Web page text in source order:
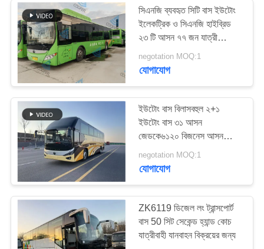
আবেদন
সাইট
ম্যাপ
গোপনীয়তা
নীতি
ব্যবহৃত ট্রাক্টর ট্রাক
189
ব্যবহৃত ডাম্প ট্রাক
সিএনজি ব্যবহৃত সিটি বাস ইউটোং
ইলেকট্রিক ও সিএনজি হাইব্রিড
২৩ টি আসন ৭৭ জন যাত্রী
নাইজেরিয়া পশ্চিম আফ্রিকা
negotation MOQ:1
যোগাযোগ
ইউটোং বাস বিলাসবহুল ২+১
ইউটোং বাস ৩১ আসন
জেডকে৬১২০ বিজনেস আসন
এয়ারব্যাগ সাসপেনশন ২০২৩ বছর
negotation MOQ:1
যোগাযোগ
ZK6119 ডিজেল লং ট্রান্সপোর্ট
বাস 50 সিট সেকেন্ড হ্যান্ড কোচ
যাত্রীবাহী যানবাহন বিক্রয়ের জন্য